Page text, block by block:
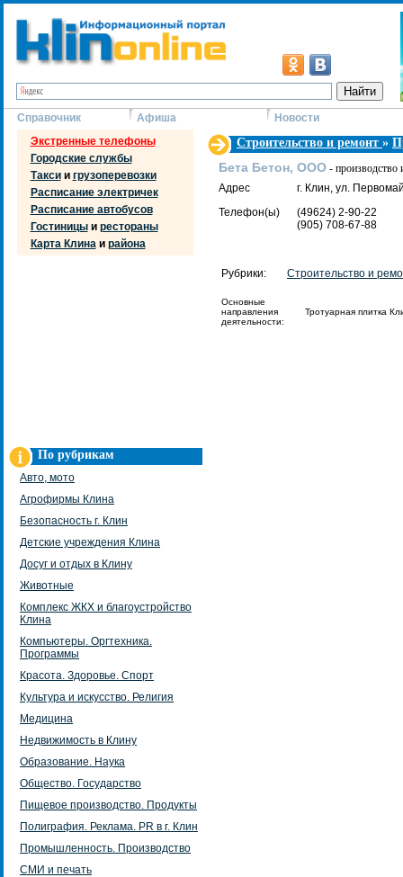
Справочник Афиша
Новости
Экстренные телефоны
Городские службы
Таксии грузоперевозки
Расписание электричек
Расписание автобусов
Гостиницыи рестораны
Карта Клинаи района
По рубрикам
Авто, мото
Агрофирмы Клина
Безопасность г. Клин
Детские учреждения Клина
Досуг и отдых в Клину
Животные
Комплекс ЖКХ и благоустройство
Клина
Компьютеры. Оргтехника.
Программы
Красота. Здоровье. Спорт
Культура и искусство. Религия
Медицина
Недвижимость в Клину
Образование. Наука
Общество. Государство
Пищевое производство. Продукты
Полиграфия. Реклама. PR в г. Клин
Промышленность. Производство
СМИ и печать
Строительство и ремонт »
Бета Бетон, ООО - производство
Адрес
г. Клин, ул.
Телефон(ы)
(49624) 2-90-22
(905) 708-67-88
Рубрики: Строительство и
Основные
направления
деятельности:
Тротуарная плитка